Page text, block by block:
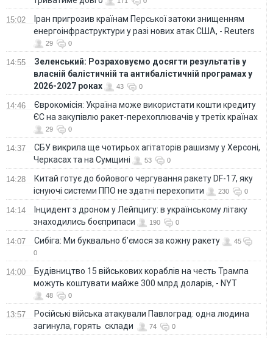
15:02
Іран пригрозив країнам Перської затоки знищенням
енергоінфраструктури у разі нових атак США, - Reuters
29 0
14:55
Зеленський: Розраховуємо досягти результатів у
власній балістичній та антибалістичній програмах у
2026-2027 роках
43 0
14:46
Єврокомісія: Україна може використати кошти кредиту
ЄС на закупівлю ракет-перехоплювачів у третіх країнах
29 0
14:37
СБУ викрила ще чотирьох агітаторів рашизму у Херсоні,
Черкасах та на Сумщині
53 0
14:28
Китай готує до бойового чергування ракету DF-17, яку
існуючі системи ППО не здатні перехопити
230 0
14:14
Інцидент з дроном у Лейпцигу: в українському літаку
знаходились боєприпаси
190 0
14:07 Сибіга: Ми буквально б’ємося за кожну ракету
45
0
14:00
Будівництво 15 військових кораблів на честь Трампа
можуть коштувати майже 300 млрд доларів, - NYT
48 0
13:57
Російські війська атакували Павлоград: одна людина
загинула, горять склади
74 0